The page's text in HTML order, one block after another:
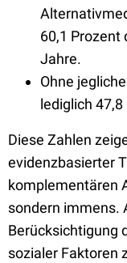
60,1 Prozent
Jahre.
Ohne
lediglich 47,8
Diese Zahlen
evidenzbasierter
komplementären
sondern immens.
Berücksichtigung
sozialer Faktoren